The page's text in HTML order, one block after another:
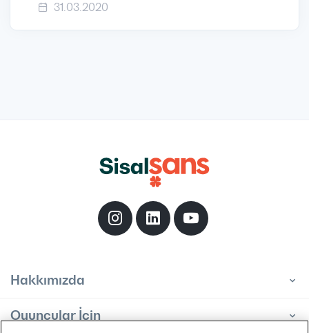
31.03.2020
Hakkımızda
Oyuncular İçin